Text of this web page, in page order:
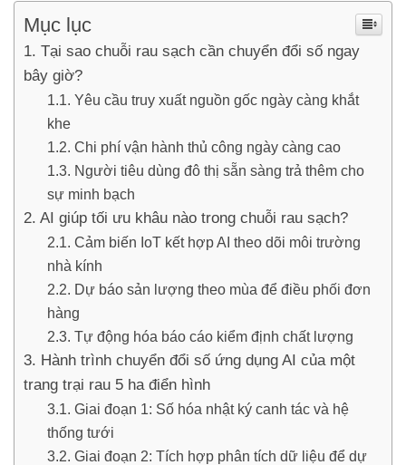
Mục lục
Tại sao chuỗi rau sạch cần chuyển đổi số ngay
bây giờ?
Yêu cầu truy xuất nguồn gốc ngày càng khắt
khe
Chi phí vận hành thủ công ngày càng cao
Người tiêu dùng đô thị sẵn sàng trả thêm cho
sự minh bạch
AI giúp tối ưu khâu nào trong chuỗi rau sạch?
Cảm biến IoT kết hợp AI theo dõi môi trường
nhà kính
Dự báo sản lượng theo mùa để điều phối đơn
hàng
Tự động hóa báo cáo kiểm định chất lượng
Hành trình chuyển đổi số ứng dụng AI của một
trang trại rau 5 ha điển hình
Giai đoạn 1: Số hóa nhật ký canh tác và hệ
thống tưới
Giai đoạn 2: Tích hợp phân tích dữ liệu để dự